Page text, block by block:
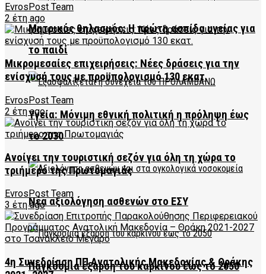
Μητρικός θηλασμός: Η πρώτη ασπίδα υγείας για
το παιδί
Υγεία: Μόνιμη εθνική πολιτική η πρόληψη έως
το 2030
Νέα αξιολόγηση ασθενών στο ΕΣΥ
Παγκόσμια έξαρση του καρκίνου έως το 2050
EvrosPost Team
2 έτη ago
Μικρομεσαίες επιχειρήσεις: Νέες δράσεις για την
ενίσχυσή τους με προϋπολογισμό 130 εκατ.
EvrosPost Team
2 έτη ago
Ανοίγει την τουριστική σεζόν για όλη τη χώρα το
τριήμερο της Πρωτομαγιάς
EvrosPost Team
3 έτη ago
4η Συνεδρίαση ΠΠ Ανατολικής Μακεδονίας & Θράκης